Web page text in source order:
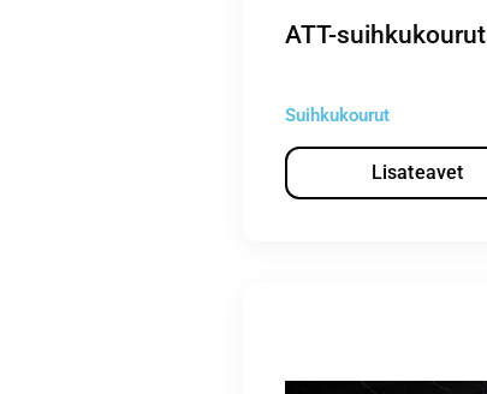
ATT-suihkukourut
Suihkukourut
Lisateavet